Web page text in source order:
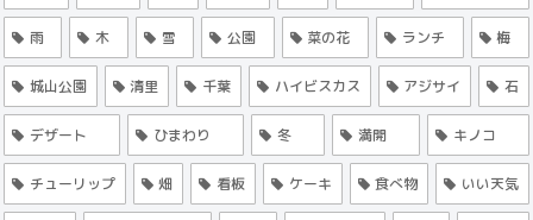
雨 木 雪 公園 菜の花 ランチ 梅
城山公園 清里 千葉 ハイビスカス アジサイ 石
デザート ひまわり 冬 満開 キノコ
チューリップ 畑 看板 ケーキ 食べ物 いい天気